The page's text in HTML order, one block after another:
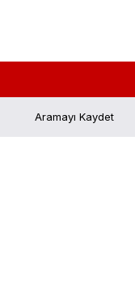
Aramayı Kaydet